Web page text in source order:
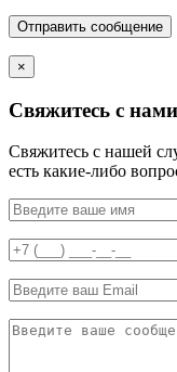
Отправить сообщение
×
Свяжитесь с нами
Свяжитесь с нашей
есть какие-либо